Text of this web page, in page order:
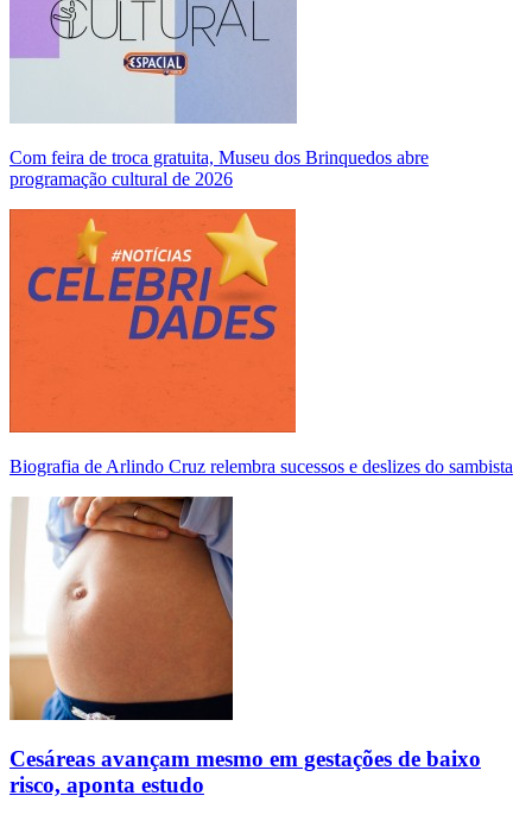
Com feira de troca gratuita, Museu dos Brinquedos abre
programação cultural de 2026
Biografia de Arlindo Cruz relembra sucessos e deslizes do sambista
Cesáreas avançam mesmo em gestações de baixo
risco, aponta estudo